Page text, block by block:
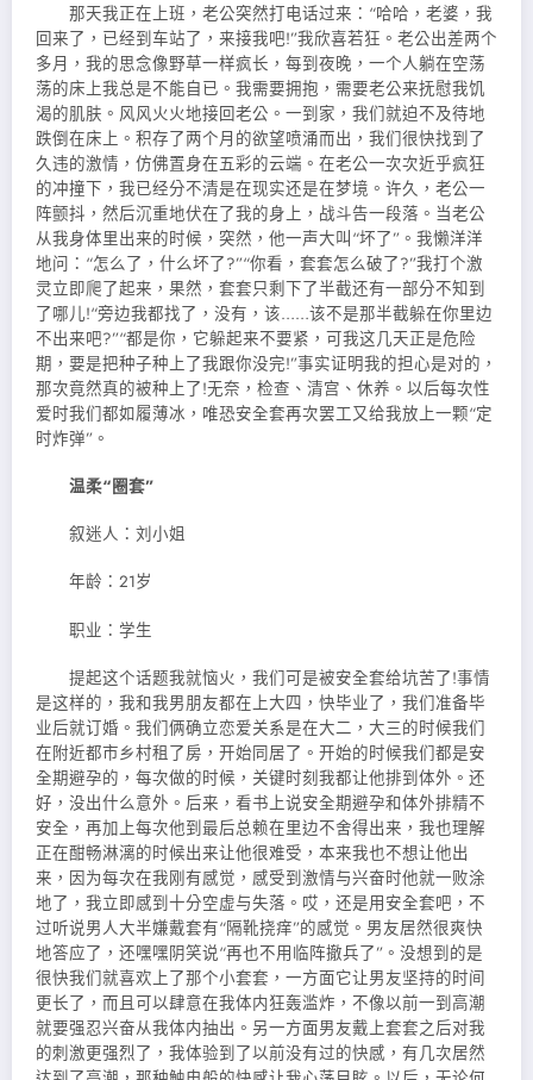
那天我正在上班，老公突然打电话过来：“哈哈，老婆，我
回来了，已经到车站了，来接我吧!”我欣喜若狂。老公出差两个
多月，我的思念像野草一样疯长，每到夜晚，一个人躺在空荡
荡的床上我总是不能自已。我需要拥抱，需要老公来抚慰我饥
渴的肌肤。风风火火地接回老公。一到家，我们就迫不及待地
跌倒在床上。积存了两个月的欲望喷涌而出，我们很快找到了
久违的激情，仿佛置身在五彩的云端。在老公一次次近乎疯狂
的冲撞下，我已经分不清是在现实还是在梦境。许久，老公一
阵颤抖，然后沉重地伏在了我的身上，战斗告一段落。当老公
从我身体里出来的时候，突然，他一声大叫“坏了”。我懒洋洋
地问：“怎么了，什么坏了?”“你看，套套怎么破了?”我打个激
灵立即爬了起来，果然，套套只剩下了半截还有一部分不知到
了哪儿!“旁边我都找了，没有，该……该不是那半截躲在你里边
不出来吧?”“都是你，它躲起来不要紧，可我这几天正是危险
期，要是把种子种上了我跟你没完!”事实证明我的担心是对的，
那次竟然真的被种上了!无奈，检查、清宫、休养。以后每次性
爱时我们都如履薄冰，唯恐安全套再次罢工又给我放上一颗“定
时炸弹”。
温柔“圈套”
叙迷人：刘小姐
年龄：21岁
职业：学生
提起这个话题我就恼火，我们可是被安全套给坑苦了!事情
是这样的，我和我男朋友都在上大四，快毕业了，我们准备毕
业后就订婚。我们俩确立恋爱关系是在大二，大三的时候我们
在附近都市乡村租了房，开始同居了。开始的时候我们都是安
全期避孕的，每次做的时候，关键时刻我都让他排到体外。还
好，没出什么意外。后来，看书上说安全期避孕和体外排精不
安全，再加上每次他到最后总赖在里边不舍得出来，我也理解
正在酣畅淋漓的时候出来让他很难受，本来我也不想让他出
来，因为每次在我刚有感觉，感受到激情与兴奋时他就一败涂
地了，我立即感到十分空虚与失落。哎，还是用安全套吧，不
过听说男人大半嫌戴套有“隔靴挠痒”的感觉。男友居然很爽快
地答应了，还嘿嘿阴笑说“再也不用临阵撤兵了”。没想到的是
很快我们就喜欢上了那个小套套，一方面它让男友坚持的时间
更长了，而且可以肆意在我体内狂轰滥炸，不像以前一到高潮
就要强忍兴奋从我体内抽出。另一方面男友戴上套套之后对我
的刺激更强烈了，我体验到了以前没有过的快感，有几次居然